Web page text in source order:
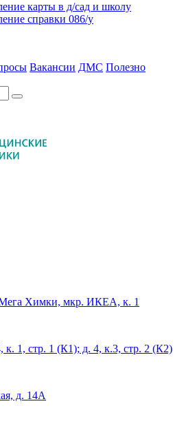
карты в д/сад и школу
справки 086/у
Вакансии ДМС Полезно
Химки, мкр. ИКЕА, к. 1
1, стр. 1 (К1); д. 4, к.3, стр. 2 (К2)
д. 14А